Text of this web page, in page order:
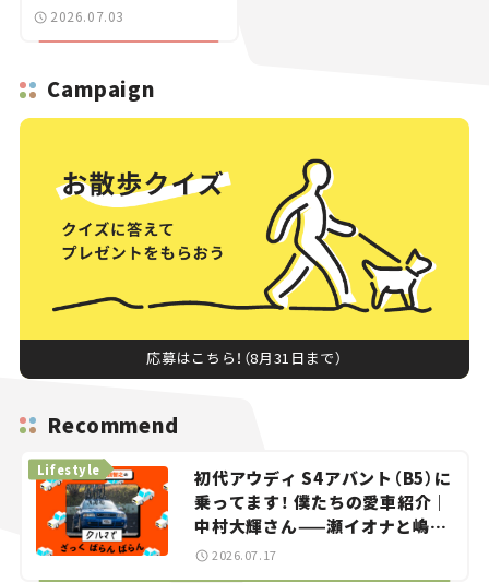
ドベンチャー”」登場【新
2026.07.03
Campaign
応募はこちら！（8月31日まで）
Recommend
初代アウディ S4アバント（B5）に
乗ってます！ 僕たちの愛車紹介｜
中村大輝さん——瀬イオナと嶋田
智之の「クルマでざっくばらんば
Lifestyle
2026.07.17